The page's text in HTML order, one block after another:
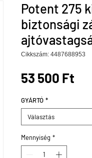
Potent 275
biztonsági
Cikkszám: 4487688953
53 500 Ft
GYÁRTÓ *
Választás
Mennyiség *